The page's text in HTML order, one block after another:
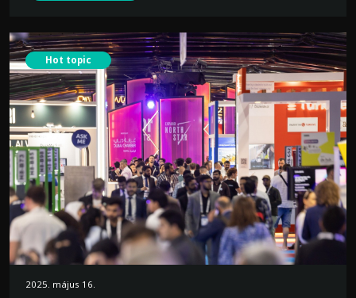
Hot topic
2025. május 16.